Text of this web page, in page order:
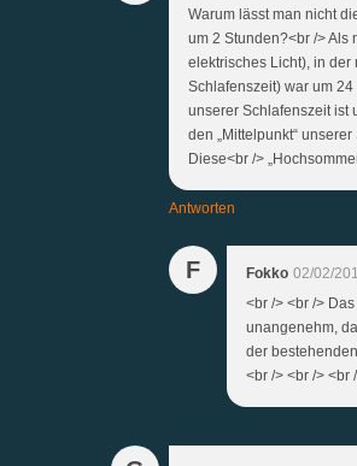
Warum lässt man nicht
um 2 Stunden?<br /> Als
elektrisches Licht), in der
Schlafenszeit) war um
unserer Schlafenszeit ist
den „Mittelpunkt“
Diese<br />
Antworten
F Fokko 02/02/
<br /> <br />
unangenehm,
der
<br /> <br /> <br